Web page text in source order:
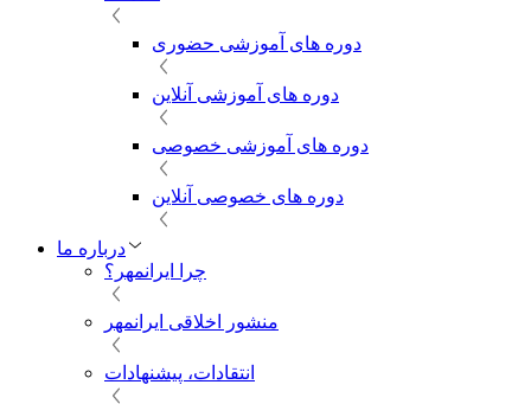
دوره های آموزشی حضوری
دوره های آموزشی آنلاین
دوره های آموزشی خصوصی
دوره های خصوصی آنلاین
درباره ما
چرا ایرانمهر؟
منشور اخلاقی ایرانمهر
انتقادات، پیشنهادات